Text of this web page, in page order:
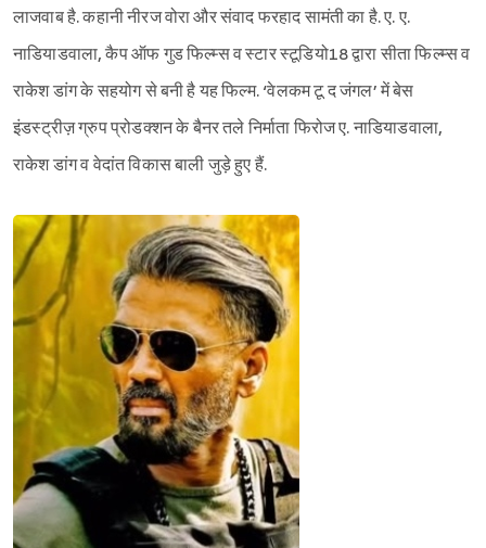
लाजवाब है. कहानी नीरज वोरा और संवाद फरहाद सामंती का है. ए. ए.
नाडियाडवाला, कैप ऑफ गुड फिल्म्स व स्टार स्टूडियो18 द्वारा सीता फिल्म्स व
राकेश डांग के सहयोग से बनी है यह फिल्म. ‘वेलकम टू द जंगल’ में बेस
इंडस्ट्रीज़ ग्रुप प्रोडक्शन के बैनर तले निर्माता फिरोज ए. नाडियाडवाला,
राकेश डांग व वेदांत विकास बाली जुड़े हुए हैं.